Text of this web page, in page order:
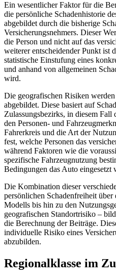
Ein wesentlicher Faktor für die
die persönliche Schadenhistorie
abgebildet durch die bisherige
Versicherungsnehmers. Dieser
die Person und nicht auf das
weiterer entscheidender Punkt ist
statistische Einstufung eines
und anhand von allgemeinen
wird.
Die geografischen Risiken
abgebildet. Diese basiert auf
Zulassungsbezirks, in diesem
den Personen- und
Fahrerkreis und die Art der
fest, welche Personen das
während Faktoren wie die
spezifische Fahrzeugnutzung
Bedingungen das Auto eingesetzt
Die Kombination dieser
persönlichen Schadenfreiheit
Modells bis hin zu den
geografischen Standortrisiko –
die Berechnung der Beiträge.
individuelle Risiko eines
abzubilden.
Regionalklasse im